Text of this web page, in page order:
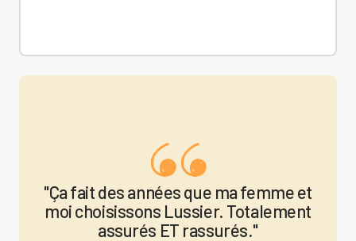
"Ça fait des années que ma femme et
moi choisissons Lussier. Totalement
assurés ET rassurés."